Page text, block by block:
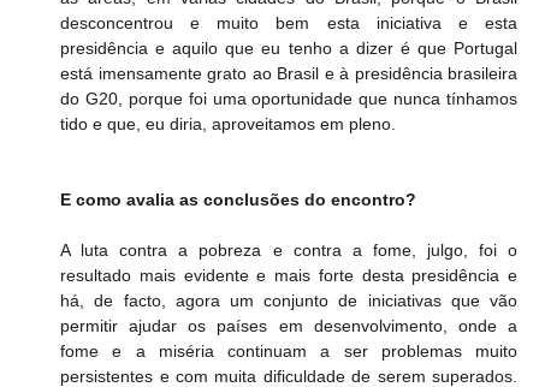
desconcentrou e muito bem esta iniciativa e esta
presidência e aquilo que eu tenho a dizer é que Portugal
está imensamente grato ao Brasil e à presidência brasileira
do G20, porque foi uma oportunidade que nunca tínhamos
tido e que, eu diria, aproveitamos em pleno.
E como avalia as conclusões do encontro?
A luta contra a pobreza e contra a fome, julgo, foi o
resultado mais evidente e mais forte desta presidência e
há, de facto, agora um conjunto de iniciativas que vão
permitir ajudar os países em desenvolvimento, onde a
fome e a miséria continuam a ser problemas muito
persistentes e com muita dificuldade de serem superados.